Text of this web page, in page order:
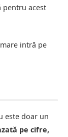
pentru acest
intră pe
este doar un
pe cifre,